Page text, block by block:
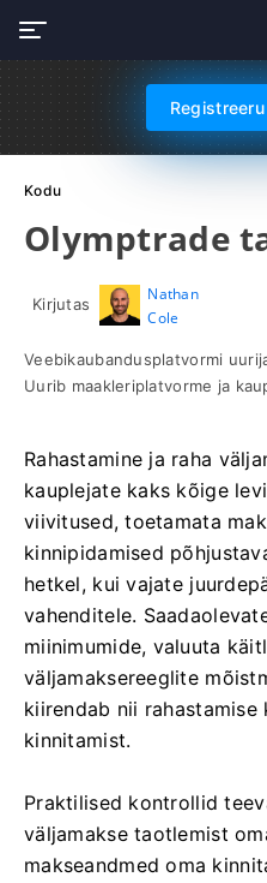
Kodu
Olymptrade
Kirjutas
Nathan
Cole
Veebikaubandusplatvormi
Uurib maakleriplatvorme ja
Rahastamine ja raha
kauplejate kaks kõige
viivitused, toetamata
kinnipidamised
hetkel, kui vajate
vahenditele.
miinimumide, valuuta
väljamaksereeglite
kiirendab nii rahastamise
kinnitamist.
Praktilised kontrollid
väljamakse taotlemist
makseandmed oma